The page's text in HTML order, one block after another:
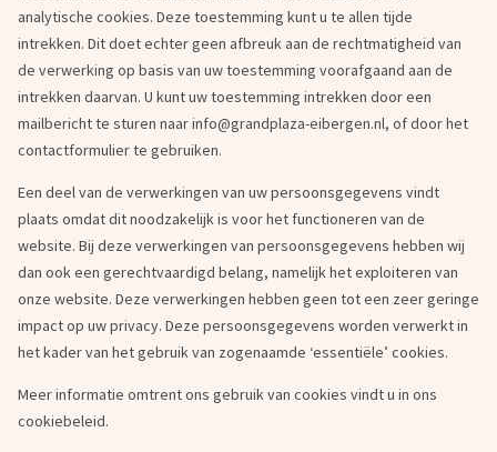
analytische cookies. Deze toestemming kunt u te allen tijde
intrekken. Dit doet echter geen afbreuk aan de rechtmatigheid van
de verwerking op basis van uw toestemming voorafgaand aan de
intrekken daarvan. U kunt uw toestemming intrekken door een
mailbericht te sturen naar info@grandplaza-eibergen.nl, of door het
contactformulier te gebruiken.
Een deel van de verwerkingen van uw persoonsgegevens vindt
plaats omdat dit noodzakelijk is voor het functioneren van de
website. Bij deze verwerkingen van persoonsgegevens hebben wij
dan ook een gerechtvaardigd belang, namelijk het exploiteren van
onze website. Deze verwerkingen hebben geen tot een zeer geringe
impact op uw privacy. Deze persoonsgegevens worden verwerkt in
het kader van het gebruik van zogenaamde ‘essentiële’ cookies.
Meer informatie omtrent ons gebruik van cookies vindt u in ons
cookiebeleid.